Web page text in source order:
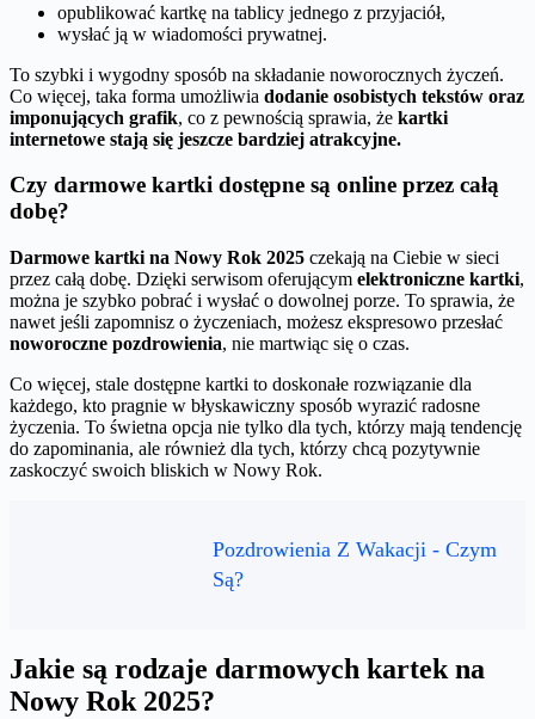
opublikować kartkę na tablicy jednego z przyjaciół,
wysłać ją w wiadomości prywatnej.
To szybki i wygodny sposób na składanie noworocznych życzeń.
Co więcej, taka forma umożliwia dodanie osobistych tekstów oraz
imponujących grafik, co z pewnością sprawia, że kartki
internetowe stają się jeszcze bardziej atrakcyjne.
Czy darmowe kartki dostępne są online przez całą
dobę?
Darmowe kartki na Nowy Rok 2025 czekają na Ciebie w sieci
przez całą dobę. Dzięki serwisom oferującym elektroniczne kartki,
można je szybko pobrać i wysłać o dowolnej porze. To sprawia, że
nawet jeśli zapomnisz o życzeniach, możesz ekspresowo przesłać
noworoczne pozdrowienia, nie martwiąc się o czas.
Co więcej, stale dostępne kartki to doskonałe rozwiązanie dla
każdego, kto pragnie w błyskawiczny sposób wyrazić radosne
życzenia. To świetna opcja nie tylko dla tych, którzy mają tendencję
do zapominania, ale również dla tych, którzy chcą pozytywnie
zaskoczyć swoich bliskich w Nowy Rok.
Pozdrowienia Z Wakacji - Czym
Są?
Jakie są rodzaje darmowych kartek na
Nowy Rok 2025?